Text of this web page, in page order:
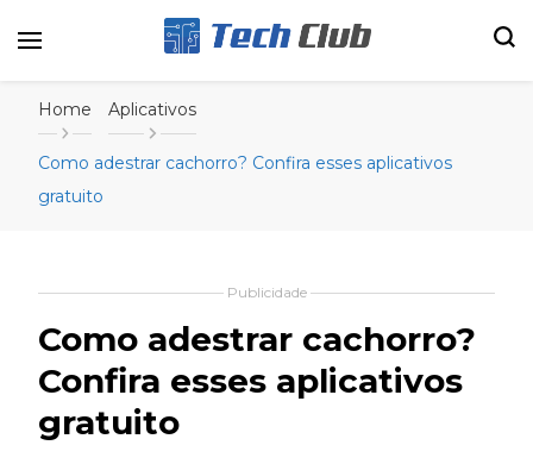
Canal Tech
Home
Aplicativos
Como adestrar cachorro? Confira esses aplicativos
gratuito
Publicidade
Como adestrar cachorro?
Confira esses aplicativos
gratuito